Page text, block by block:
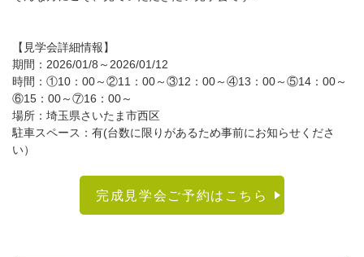
【見学会詳細情報】
期間：2026/01/8～2026/01/12
時間：①10：00～②11：00～③12：00～④13：00～⑤14：00～
⑥15：00～⑦16：00～
場所：埼玉県さいたま市西区
駐車スペース：有(台数に限りがあるため事前にお知らせくださ
い）
完成見学会ご予約はこちら